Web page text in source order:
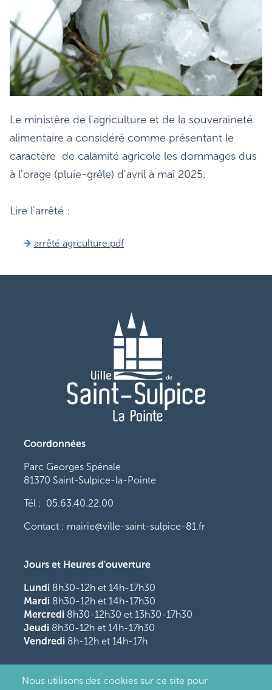
Le ministère de l'agriculture et de la souveraineté
alimentaire a considéré comme présentant le
caractère de calamité agricole les dommages dus
à l'orage (pluie-grêle) d'avril à mai 2025.
Lire l'arrêté :
arrêté agrculture.pdf
Nous utilisons des cookies sur ce site pour
Coordonnées
Parc Georges Spénale
81370 Saint-Sulpice-la-Pointe
Tél : 05.63.40.22.00
Contact : mairie@ville-saint-sulpice-81.fr
Jours et Heures d'ouverture
Lundi 8h30-12h et 14h-17h30
Mardi 8h30-12h et 14h-17h30
Mercredi 8h30-12h30 et 13h30-17h30
Jeudi 8h30-12h et 14h-17h30
Vendredi 8h-12h et 14h-17h